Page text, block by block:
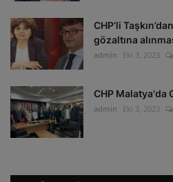
CHP’li
gözaltına
admin Eki 3, 2023
CHP Malatya'da
admin Eki 3, 2023